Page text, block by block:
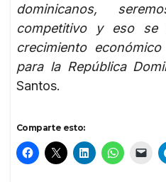
dominicanos,
competitivo y eso
crecimiento
para la República
Santos.
Comparte esto: